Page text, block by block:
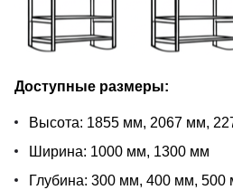
Доступные размеры:
Высота: 1855 мм, 2067 мм,
Ширина: 1000 мм, 1300 мм
Глубина: 300 мм, 400 мм,